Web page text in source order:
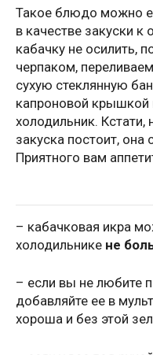
Такое блюдо можно
в качестве закуски
кабачку не осилить,
черпаком,
сухую стеклянную
капроновой крышкой
холодильник.
закуска постоит, она
Приятного вам
– кабачковая икра
холодильнике не
– если вы не любите
добавляйте ее в
хороша и без этой